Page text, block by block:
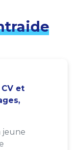
et
jeune